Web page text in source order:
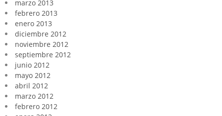
marzo 2013
febrero 2013
enero 2013
diciembre 2012
noviembre 2012
septiembre 2012
junio 2012
mayo 2012
abril 2012
marzo 2012
febrero 2012